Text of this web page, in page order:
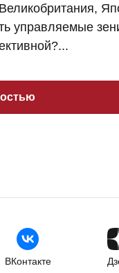
управляемые
ВКонтакте